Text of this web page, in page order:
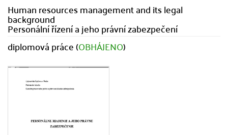
Human resources management and its legal
background
Personální řízení a jeho právní zabezpečení
diplomová práce (OBHÁJENO)